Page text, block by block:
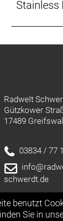
Empfehlung
Stainless
Radwelt
Gützkower
17489
03834 / 77
schwerdt.de
benutzt
Sie in